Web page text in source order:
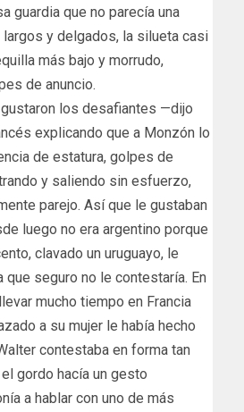
guardia que no parecía una
y delgados, la silueta casi
más bajo y morrudo,
de anuncio.
los desafiantes —dijo
explicando que a Monzón lo
de estatura, golpes de
y saliendo sin esfuerzo,
parejo. Así que le gustaban
luego no era argentino porque
clavado un uruguayo, le
que seguro no le contestaría. En
mucho tiempo en Francia
a su mujer le había hecho
contestaba en forma tan
gordo hacía un gesto
a hablar con uno de más